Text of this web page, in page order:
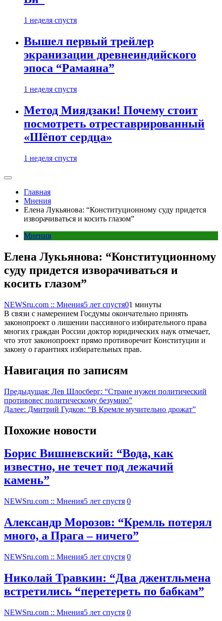
1 неделя спустя
Вышел первый трейлер
экранизации древнеиндийского
эпоса “Рамаяна”
1 неделя спустя
Метод Миядзаки! Почему стоит
посмотреть отреставрированный
«Шёпот сердца»
1 неделя спустя
Главная
Мнения
Елена Лукьянова: “Конституционному суду придется
изворачиваться и косить глазом”
Мнения
Елена Лукьянова: “Конституционному
суду придется изворачиваться и
косить глазом”
NEWSru.com :: Мнения5 лет спустя01 минуты
В связи с намерением Госдумы окончательно принять
законопроект о лишении пассивного избирательного права
многих граждан России доктор юридических наук отмечает,
что этот законопроект прямо противоречит Конституции и
закону о гарантиях избирательных прав.
Навигация по записям
Предыдущая: Лев Шлосберг: “Стране нужен политический
противовес политическому безумию”
Далее: Дмитрий Гудков: “В Кремле мучительно дрожат”
Похожие новости
Борис Вишневский: “Вода, как
известно, не течет под лежачий
камень”
NEWSru.com :: Мнения5 лет спустя 0
Александр Морозов: “Кремль потерял
много, а Прага – ничего”
NEWSru.com :: Мнения5 лет спустя 0
Николай Травкин: “Два джентльмена
встретились “перетереть по бабкам”
NEWSru.com :: Мнения5 лет спустя 0